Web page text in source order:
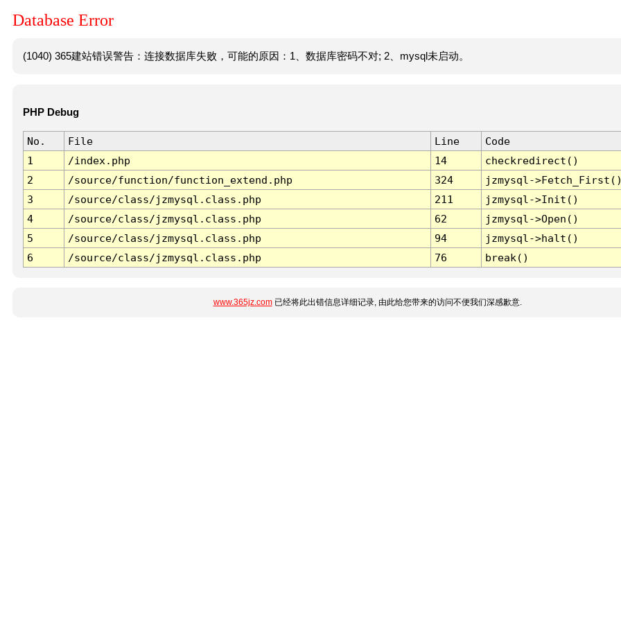
Database Error
(1040) 365建站错误警告：连接数据库失败，可能的原因：1、数据库密码不对; 2、mysql未启动。
PHP Debug
No. File Line
Code
1
/index.php 14
checkredirect()
2
/source/function/function_extend.php 324
jzmysql-
3
/source/class/jzmysql.class.php 211
jzmysql->Init()
4
/source/class/jzmysql.class.php 62
jzmysql->Open()
5
/source/class/jzmysql.class.php 94
jzmysql->halt()
6
/source/class/jzmysql.class.php 76 break()
www.365jz.com已经将此出错信息详细记录, 由此给您带来的访问不便我们深感歉意.